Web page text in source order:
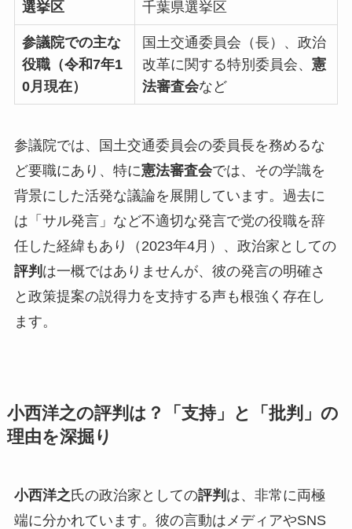
選挙区 千葉県選挙区
参議院での主な
役職（令和7年1
0月現在）
国土交通委員会（長）、政治
改革に関する特別委員会、 憲
法審査会など
参議院では、国土交通委員会の委員長を務めるな
ど要職にあり、特に憲法審査会では、その学識を
背景にした活発な議論を展開しています。過去に
は「サル発言」など不適切な発言で党の役職を辞
任した経緯もあり（2023年4月）、政治家としての
評判 は一概ではありませんが、彼の発言の明確さ
と政策提案の説得力を支持する声も根強く存在し
ます。
小西洋之の評判は？「支持」と「批判」の
理由を深掘り
小西洋之氏の政治家としての評判 は、非常に両極
端に分かれています。彼の言動はメディアやSNS